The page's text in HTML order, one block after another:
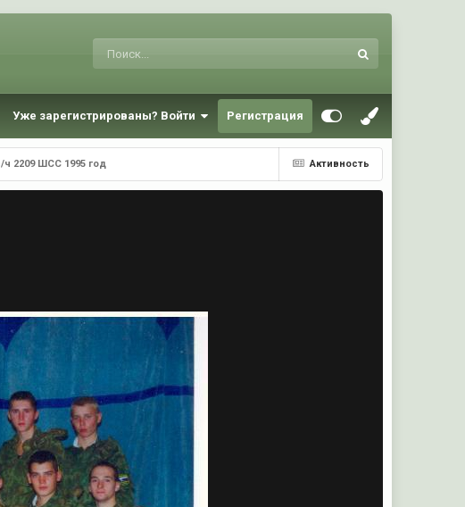
Уже зарегистрированы? Войти Регистрация
Активность
ч 2209 ШСС 1995 год